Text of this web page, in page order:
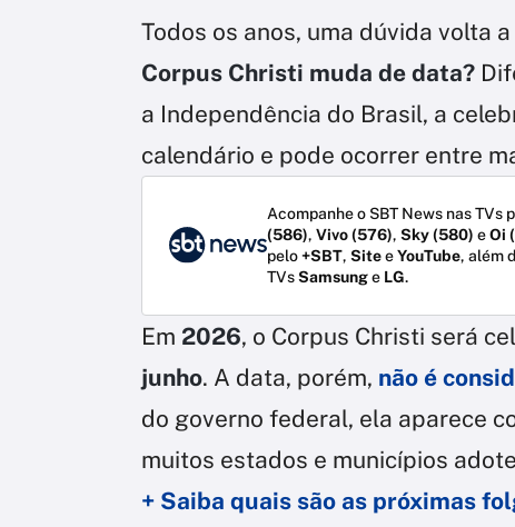
Todos os anos, uma dúvida volta
Corpus Christi muda de data?
a Independência do Brasil, a
calendário e pode ocorrer entre
Acompanhe o SBT News nas TVs
(586), Vivo (576), Sky (580) eOi
pelo+SBT, SiteeYouTube, além
TVsSamsunge LG.
Em 2026, o Corpus Christi será
junho. A data, porém, não é
do governo federal, ela aparece
muitos estados e municípios
+ Saiba quais são as próximas